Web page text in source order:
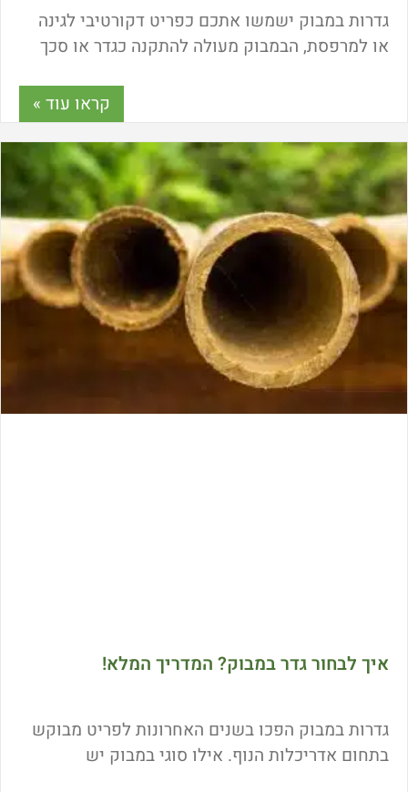
גדרות במבוק ישמשו אתכם כפריט דקורטיבי לגינה
או למרפסת, הבמבוק מעולה להתקנה כגדר או סכך
מבוקש בענף הגינון. כמה עולה במבוק? איך מתקינים
אותו? ולאילו שימושים הוא מיועד? על כך במאמר
הבא.
קראו עוד »
איך לבחור גדר במבוק? המדריך המלא!
גדרות במבוק הפכו בשנים האחרונות לפריט מבוקש
בתחום אדריכלות הנוף. אילו סוגי במבוק יש